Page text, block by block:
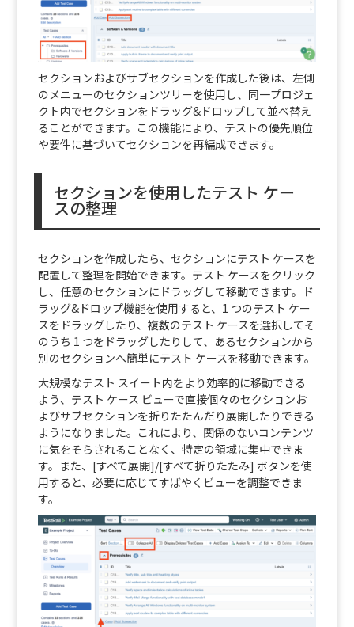
セクションおよびサブセクションを作成した後は、左側
のメニューのセクションツリーを使用し、同一プロジェ
クト内でセクションをドラッグ&ドロップして並べ替え
ることができます。この機能により、テストの優先順位
や要件に基づいてセクションを再編成できます。
セクションを使用したテスト ケー
スの整理
セクションを作成したら、セクションにテスト ケースを
配置して整理を開始できます。テスト ケースをクリック
し、任意のセクションにドラッグして移動できます。ド
ラッグ&ドロップ機能を使用すると、1 つのテスト ケー
スをドラッグしたり、複数のテスト ケースを選択してそ
のうち 1 つをドラッグしたりして、あるセクションから
別のセクションへ簡単にテスト ケースを移動できます。
大規模なテスト スイート内をより効率的に移動できる
よう、テスト ケース ビューで直接個々のセクションお
よびサブセクションを折りたたんだり展開したりできる
ようになりました。これにより、関係のないコンテンツ
に気をそらされることなく、特定の領域に集中できま
す。また、[すべて展開]/[すべて折りたたみ] ボタンを使
用すると、必要に応じてすばやくビューを調整できま
す。